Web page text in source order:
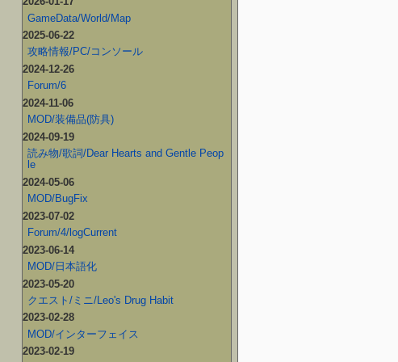
GameData/World/Map
2025-06-22
攻略情報/PC/コンソール
2024-12-26
Forum/6
2024-11-06
MOD/装備品(防具)
2024-09-19
読み物/歌詞/Dear Hearts and Gentle Peop
le
2024-05-06
MOD/BugFix
2023-07-02
Forum/4/logCurrent
2023-06-14
MOD/日本語化
2023-05-20
クエスト/ミニ/Leo's Drug Habit
2023-02-28
MOD/インターフェイス
2023-02-19